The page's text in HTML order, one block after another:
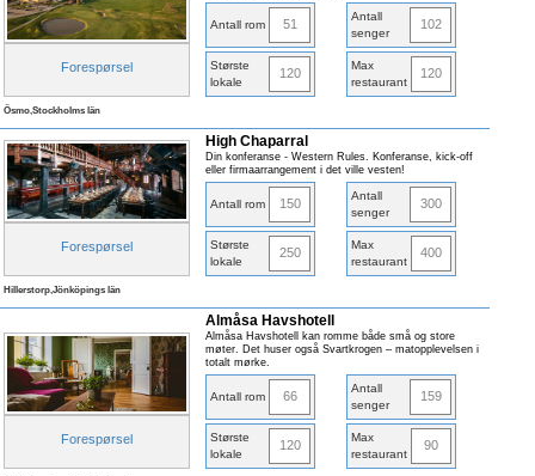
Forespørsel
Antall rom 51
Antall
senger
102
Største
lokale
120
Max
restaurant
120
Ösmo,Stockholms län
Forespørsel
High Chaparral
Din konferanse - Western Rules. Konferanse, kick-off
eller firmaarrangement i det ville vesten!
Antall rom 150
Antall
senger
300
Største
lokale
250
Max
restaurant
400
Hillerstorp,Jönköpings län
Forespørsel
Almåsa Havshotell
Almåsa Havshotell kan romme både små og store
møter. Det huser også Svartkrogen – matopplevelsen i
totalt mørke.
Antall rom 66
Antall
senger
159
Største
lokale
120
Max
restaurant
90